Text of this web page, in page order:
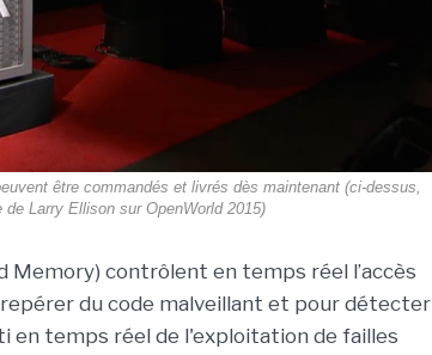
être commandés et livrés dès maintenant (ci-dessus,
Larry Ellison sur OpenWorld 2015)
contrôlent en temps réel l’accès
du code malveillant et pour détecter
en temps réel de l'exploitation de failles